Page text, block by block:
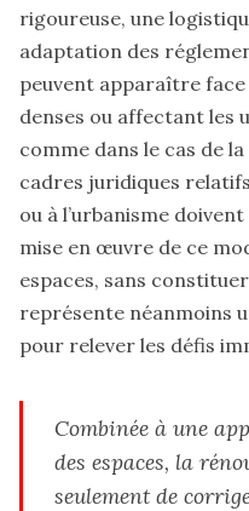
rigoureuse, une
adaptation des
peuvent apparaître
denses ou affectant les
comme dans le cas de
cadres juridiques
ou à l’urbanisme
mise en œuvre de ce
espaces, sans
représente néanmoins
pour relever les défis
Combinée à une
des espaces, la
seulement de